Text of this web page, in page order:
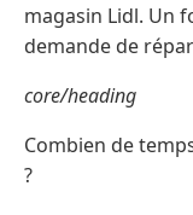
magasin Lidl. Un
demande de
core/heading
Combien de
?